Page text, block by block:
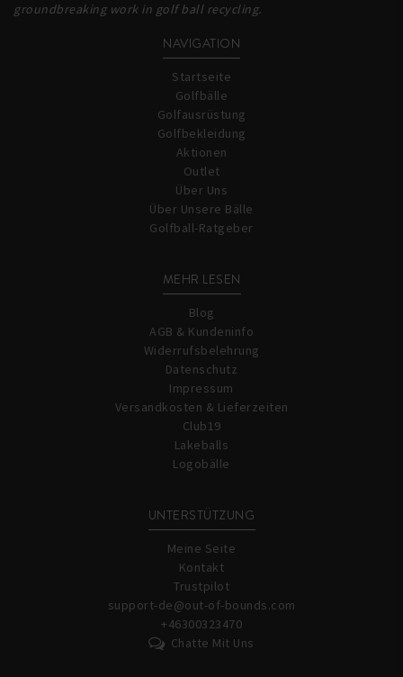
groundbreaking work in golf ball recycling.
NAVIGATION
Startseite
Golfbälle
Golfausrüstung
Golfbekleidung
Aktionen
Outlet
Über Uns
Über Unsere Bälle
Golfball-Ratgeber
MEHR LESEN
Blog
AGB & Kundeninfo
Widerrufsbelehrung
Datenschutz
Impressum
Versandkosten & Lieferzeiten
Club19
Lakeballs
Logobälle
UNTERSTÜTZUNG
Meine Seite
Kontakt
Trustpilot
support-de@out-of-bounds.com
+46300323470
Chatte Mit Uns